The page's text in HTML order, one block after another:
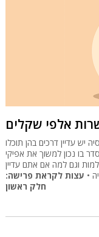
אלפי שקלים
עדיין דרכים בהן תוכלו
בו נכון למשוך את אפיקי
וגם למה אם אתם עדיין
• עצות לקראת פרישה:
חלק ראשון